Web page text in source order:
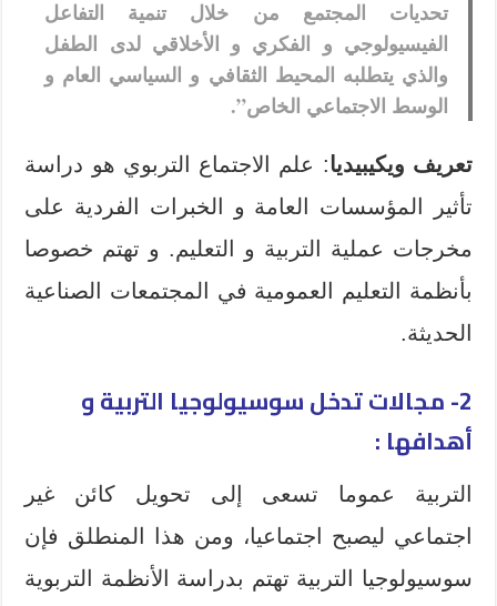
تحديات المجتمع من خلال تنمية التفاعل
الفيسيولوجي و الفكري و الأخلاقي لدى الطفل
والذي يتطلبه المحيط الثقافي و السياسي العام و
الوسط الاجتماعي الخاص”.
تعريف ويكيبيديا: علم الاجتماع التربوي هو دراسة
تأثير المؤسسات العامة و الخبرات الفردية على
مخرجات عملية التربية و التعليم. و تهتم خصوصا
بأنظمة التعليم العمومية في المجتمعات الصناعية
الحديثة.
2- مجالات تدخل سوسيولوجيا التربية و
أهدافها :
التربية عموما تسعى إلى تحويل كائن غير
اجتماعي ليصبح اجتماعيا، ومن هذا المنطلق فإن
سوسيولوجيا التربية تهتم بدراسة الأنظمة التربوية